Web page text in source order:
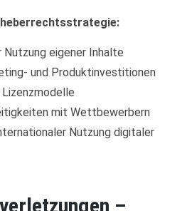
eigener Inhalte
und Produktinvestitionen
mit Wettbewerbern
Nutzung digitaler
–